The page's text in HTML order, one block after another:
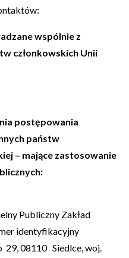
wspólnie z
członkowskich Unii
postępowania
państw
– mające zastosowanie
Publiczny Zakład
identyfikacyjny
29, 08110 Siedlce, woj.